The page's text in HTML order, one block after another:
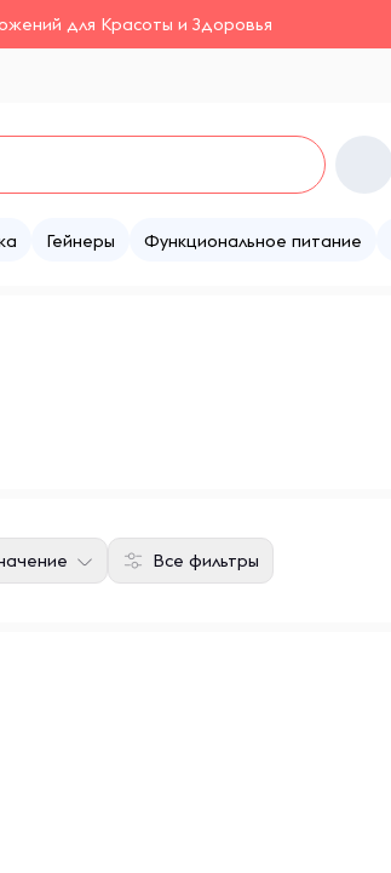
для Красоты и Здоровья
Гейнеры Функциональное питание
Все фильтры